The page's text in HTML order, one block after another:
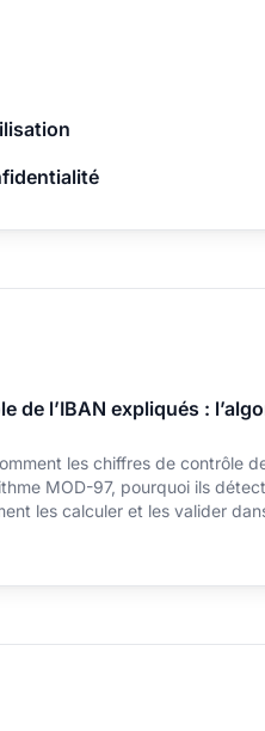
de l’IBAN expliqués :
les chiffres de contrôle
MOD-97, pourquoi ils
les calculer et les valider